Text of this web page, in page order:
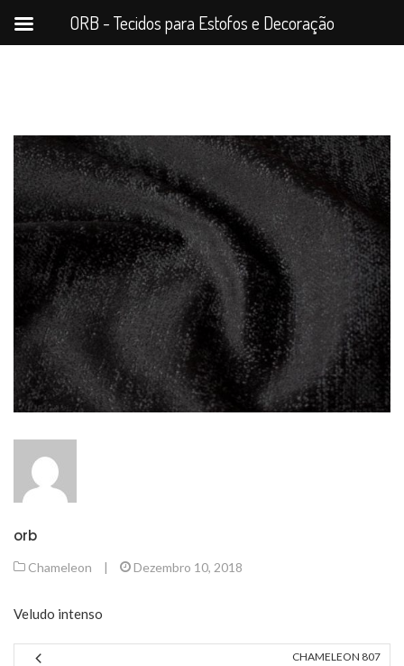
orb
Chameleon | Dezembro 10, 2018
Veludo intenso
CHAMELEON 807
ORB - Tecidos para Estofos e Decoração